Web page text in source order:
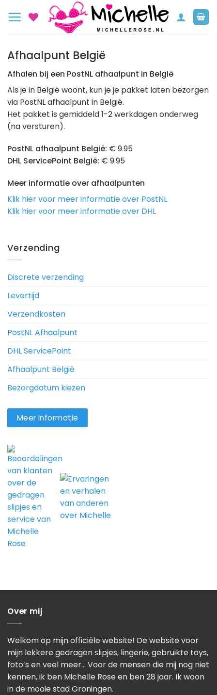
naar
Afhaalpunt België
Afhalen bij een PostNL afhaalpunt in België
Als je in België woont, kun je je pakket laten bezorgen
via PostNL afhaalpunt in België.
Het pakket is gemiddeld 1-2 werkdagen onderweg
(na versturen).
PostNL afhaalpunt België: € 9.95
DHL ServicePoint België: € 9.95
Meer informatie over afhaalpunten
Klik hier voor meer informatie over PostNL
Klik hier voor meer informatie over DHL
Verzending
Discrete verzending
Levertijd
Verzendkosten
PostNL Afhaalpunt
DHL ServicePoint
Afhaalpunt België
Bezorgdatum kiezen
Meer informatie
Over mij
Welkom op mijn officiële website! De website voor
mijn lekkere gedragen slipjes, lingerie, gebruikte toys,
foto’s en veel meer… Voor de mensen die mij nog niet
kennen, ik ben Michelle Rose en ben 28 jaar. Ik woon
in de mooie stad Groningen.